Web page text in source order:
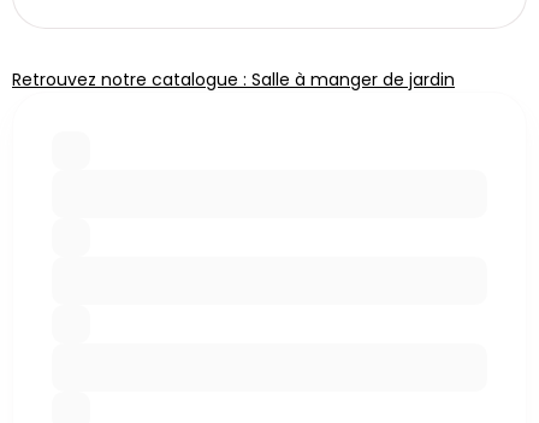
Retrouvez notre catalogue : Salle à manger de jardin